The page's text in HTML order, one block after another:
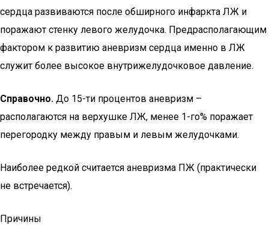
сердца развиваются после обширного инфаркта ЛЖ и
поражают стенку левого желудочка. Предрасполагающим
фактором к развитию аневризм сердца именно в ЛЖ
служит более высокое внутрижелудочковое давление.
Справочно. До 15-ти процентов аневризм –
располагаются на верхушке ЛЖ, менее 1-го% поражает
перегородку между правым и левым желудочками.
Наиболее редкой считается аневризма ПЖ (практически
не встречается).
Причины